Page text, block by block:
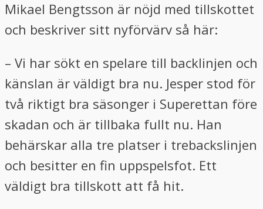
Mikael Bengtsson är nöjd med tillskottet
och beskriver sitt nyförvärv så här:
– Vi har sökt en spelare till backlinjen och
känslan är väldigt bra nu. Jesper stod för
två riktigt bra säsonger i Superettan före
skadan och är tillbaka fullt nu. Han
behärskar alla tre platser i trebackslinjen
och besitter en fin uppspelsfot. Ett
väldigt bra tillskott att få hit.